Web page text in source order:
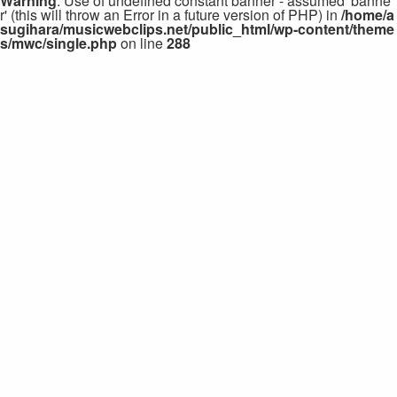
r' (this will throw an Error in a future version of PHP) in /home/a
sugihara/musicwebclips.net/public_html/wp-content/theme
s/mwc/single.phpon line288